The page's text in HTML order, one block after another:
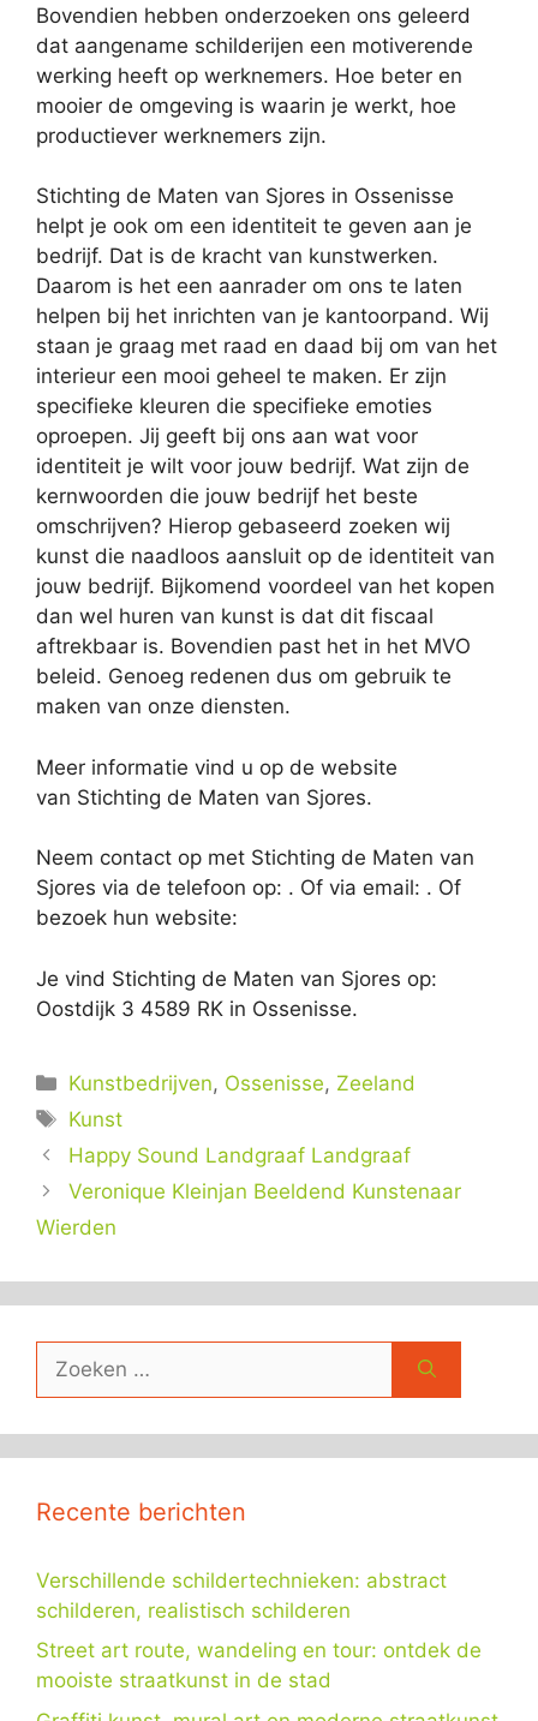
Bovendien hebben onderzoeken ons geleerd
dat aangename schilderijen een motiverende
werking heeft op werknemers. Hoe beter en
mooier de omgeving is waarin je werkt, hoe
productiever werknemers zijn.
Stichting de Maten van Sjores in Ossenisse
helpt je ook om een identiteit te geven aan je
bedrijf. Dat is de kracht van kunstwerken.
Daarom is het een aanrader om ons te laten
helpen bij het inrichten van je kantoorpand. Wij
staan je graag met raad en daad bij om van het
interieur een mooi geheel te maken. Er zijn
specifieke kleuren die specifieke emoties
oproepen. Jij geeft bij ons aan wat voor
identiteit je wilt voor jouw bedrijf. Wat zijn de
kernwoorden die jouw bedrijf het beste
omschrijven? Hierop gebaseerd zoeken wij
kunst die naadloos aansluit op de identiteit van
jouw bedrijf. Bijkomend voordeel van het kopen
dan wel huren van kunst is dat dit fiscaal
aftrekbaar is. Bovendien past het in het MVO
beleid. Genoeg redenen dus om gebruik te
maken van onze diensten.
Meer informatie vind u op de website
van Stichting de Maten van Sjores.
Neem contact op met Stichting de Maten van
Sjores via de telefoon op: . Of via email: . Of
bezoek hun website:
Je vind Stichting de Maten van Sjores op:
Oostdijk 3 4589 RK in Ossenisse.
Categorieën
Kunstbedrijven, Ossenisse, Zeeland
Tags
Kunst
Happy Sound Landgraaf Landgraaf
Veronique Kleinjan Beeldend Kunstenaar
Wierden
naar:
Recente berichten
Verschillende schildertechnieken: abstract
schilderen, realistisch schilderen
Street art route, wandeling en tour: ontdek de
mooiste straatkunst in de stad